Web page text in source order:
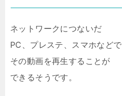
ネットワークにつないだ
PC、プレステ、スマホなどで
その動画を再生することが
できるそうです。